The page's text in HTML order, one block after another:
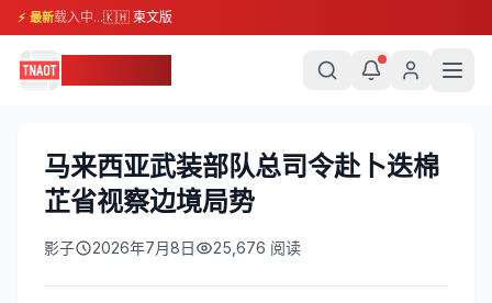
⚡ 最新载入中...🇰🇭 柬文版
马来西亚武装部队总司令赴卜迭棉
芷省视察边境局势
影子 2026年7月8日 25,676 阅读